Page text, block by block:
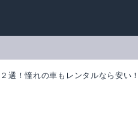
選！憧れの車もレンタルなら安い！